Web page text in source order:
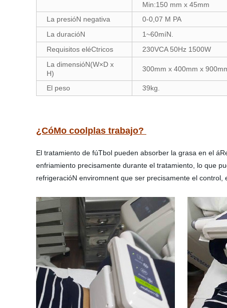
Min:150 mm x 45mm
La presióN negativa
0-0,07 M PA
La duracióN
1~60míN.
Requisitos eléCtricos
230VCA 50Hz 1500W
La dimensióN(W×D x
H)
300mm x 400mm x
El peso 39kg.
¿CóMo coolplas trabajo?
El tratamiento de fúTbol pueden absorber la grasa en el
enfriamiento precisamente durante el tratamiento, lo que
refrigeracióN enviromnent que ser precisamente el